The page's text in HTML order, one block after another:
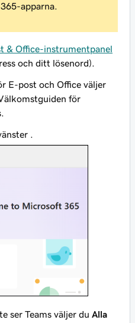
apparna.
& Office-instrumentpanel
och ditt lösenord).
E-post och Office väljer
Välkomstguiden för
.
ser Teams väljer du Alla